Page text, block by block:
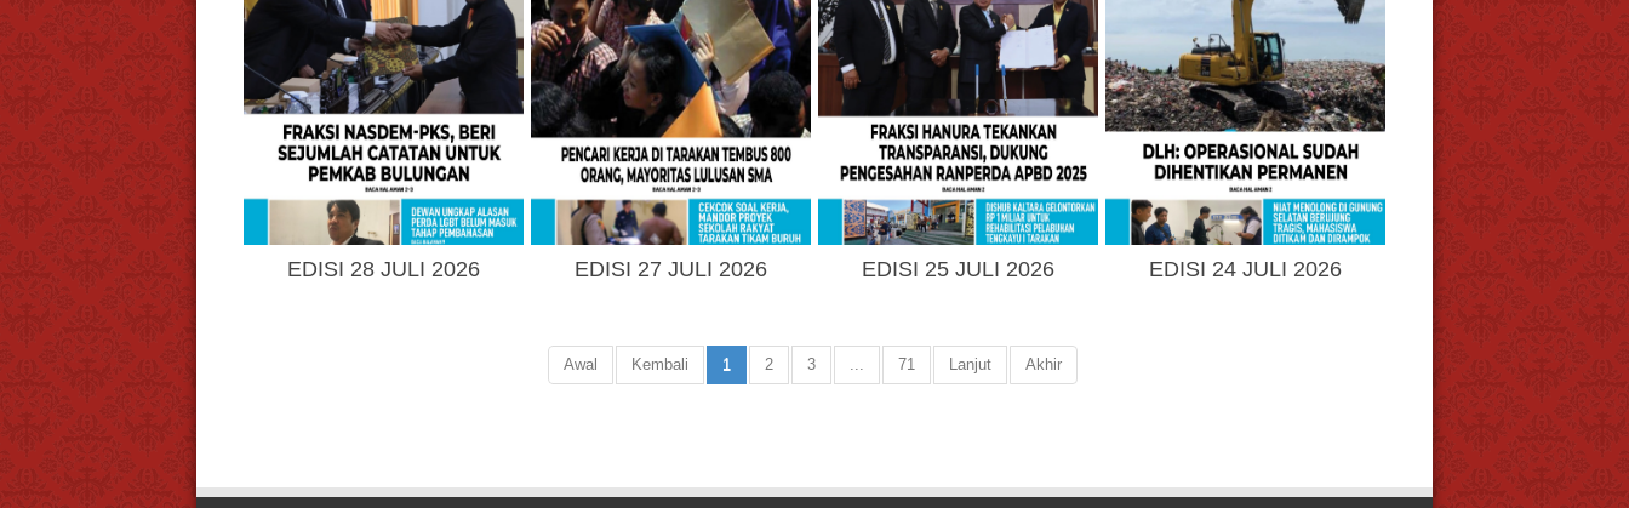
EDISI 28 JULI 2026 EDISI 27 JULI 2026 EDISI 25 JULI 2026 EDISI 24 JULI 2026
Awal Kembali 1 2 3 ... 71 Lanjut Akhir